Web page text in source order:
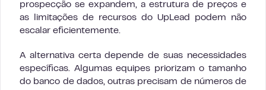
prospecção se expandem, a estrutura de preços e
as limitações de recursos do UpLead podem não
escalar eficientemente.
A alternativa certa depende de suas necessidades
específicas. Algumas equipes priorizam o tamanho
do banco de dados, outras precisam de números de